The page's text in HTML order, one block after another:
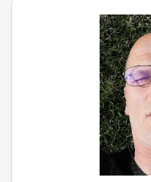
contacter pour faire